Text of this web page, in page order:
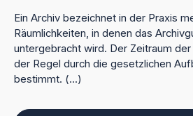
Ein Archiv bezeichnet in der Praxis
Räumlichkeiten, in denen das
untergebracht wird. Der Zeitraum
der Regel durch die gesetzlichen
bestimmt. (...)